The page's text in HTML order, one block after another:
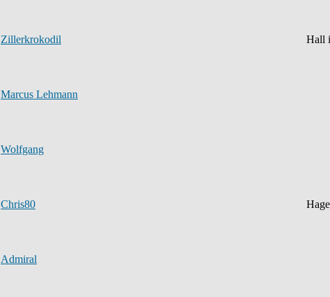
Zillerkrokodil Hall
Marcus Lehmann
Wolfgang
Chris80
Admiral